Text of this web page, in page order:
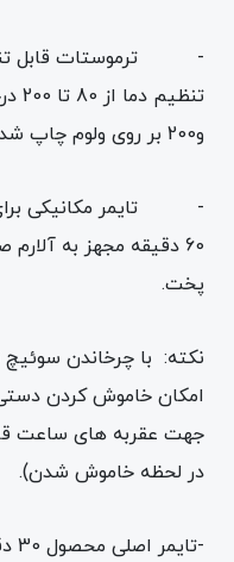
- ترموستات قابل
و200 بر روی ولوم چاپ شده است).
پخت.
امکان خاموش کردن
در لحظه خاموش شدن).
-